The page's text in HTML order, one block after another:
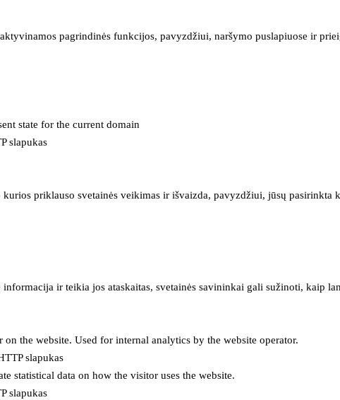
pagrindinės funkcijos, pavyzdžiui, naršymo puslapiuose ir
state for the current domain
slapukas
priklauso svetainės veikimas ir išvaizda, pavyzdžiui, jūsų pasirinkta
ir teikia jos ataskaitas, svetainės savininkai gali sužinoti, kaip
on the website. Used for internal analytics by the website operator.
slapukas
statistical data on how the visitor uses the website.
slapukas